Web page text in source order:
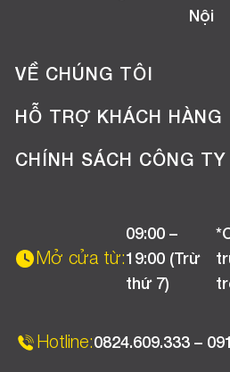
Nội
VỀ CHÚNG TÔI
Giới thiệu công ty
Tuyển dụng
HỖ TRỢ KHÁCH HÀNG
Hướng dẫn mua hàng online
Chương trình khuyến mãi
CHÍNH SÁCH CÔNG TY
Chính sách bảo hành
Mở cửa từ:
09:00 –
19:00 (Trừ
thứ 7)
Hotline:0824.609.333 –